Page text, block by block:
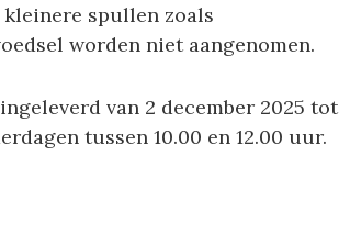
spullen zoals
worden niet aangenomen.
van 2 december 2025 tot
tussen 10.00 en 12.00 uur.